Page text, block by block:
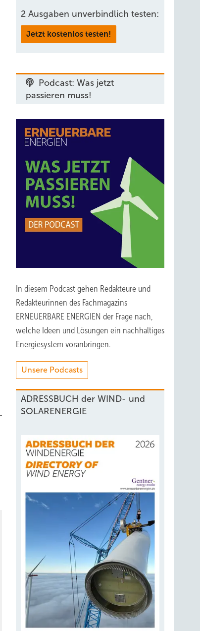
2 Ausgaben unverbindlich testen:
Jetzt kostenlos testen!
Podcast: Was jetzt
passieren muss!
In diesem Podcast gehen Redakteure und
Redakteurinnen des Fachmagazins
ERNEUERBARE ENERGIEN der Frage nach,
welche Ideen und Lösungen ein nachhaltiges
Energiesystem voranbringen.
Unsere Podcasts
ADRESSBUCH der WIND- und
SOLARENERGIE